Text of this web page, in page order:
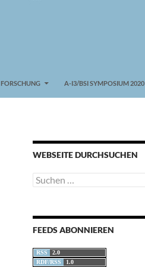
FORSCHUNG A-I3/BSI SYMPOSIUM 2020
WEBSEITE DURCHSUCHEN
Suchen
nach:
FEEDS ABONNIEREN
RSS
2.0
RDF/RSS
1.0